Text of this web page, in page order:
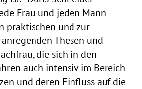
Frau und jeden Mann
praktischen und zur
Thesen und
die sich in den
auch intensiv im Bereich
und deren Einfluss auf die